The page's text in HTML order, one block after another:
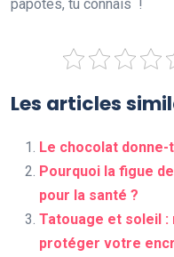
papotes, tu connais !
Les articles
Le chocolat
Pourquoi la figue
pour la santé ?
Tatouage et soleil
protéger votre